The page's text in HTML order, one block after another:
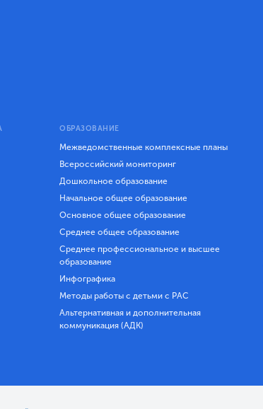
ОБРАЗОВАНИЕ
Межведомственные комплексные планы
Всероссийский мониторинг
Дошкольное образование
Начальное общее образование
Основное общее образование
Среднее общее образование
Среднее профессиональное и высшее
образование
Инфографика
Методы работы с детьми с РАС
Альтернативная и дополнительная
коммуникация (АДК)